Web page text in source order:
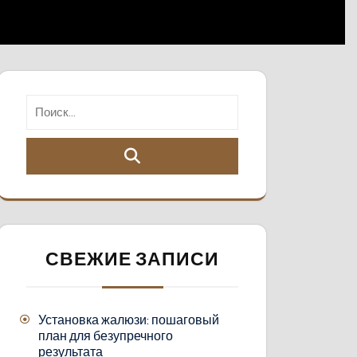
СВЕЖИЕ ЗАПИСИ
Установка жалюзи: пошаговый
план для безупречного
результата